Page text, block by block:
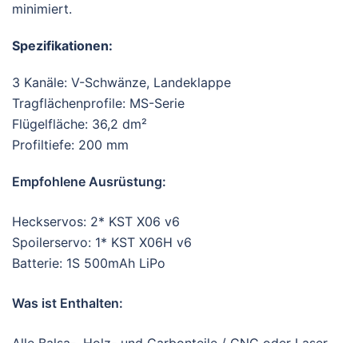
minimiert.
Spezifikationen:
3 Kanäle: V-Schwänze, Landeklappe
Tragflächenprofile: MS-Serie
Flügelfläche: 36,2 dm²
Profiltiefe: 200 mm
Empfohlene Ausrüstung:
Heckservos: 2* KST X06 v6
Spoilerservo: 1* KST X06H v6
Batterie: 1S 500mAh LiPo
Was ist Enthalten: